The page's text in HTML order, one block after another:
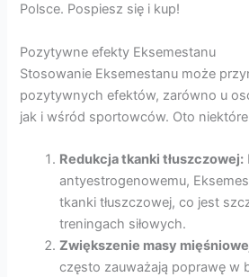
Polsce. Pospiesz się i kup!
Pozytywne efekty Eksemestanu
Stosowanie Eksemestanu może
pozytywnych efektów, zarówno u
jak i wśród sportowców. Oto
Redukcja tkanki tłuszczowej:
antyestrogenowemu,
tkanki tłuszczowej, co jest
treningach siłowych.
Zwiększenie masy
często zauważają poprawę w